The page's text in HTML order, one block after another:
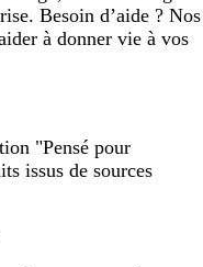
Besoin d’aide ? Nos
à donner vie à vos
"Pensé pour
issus de sources